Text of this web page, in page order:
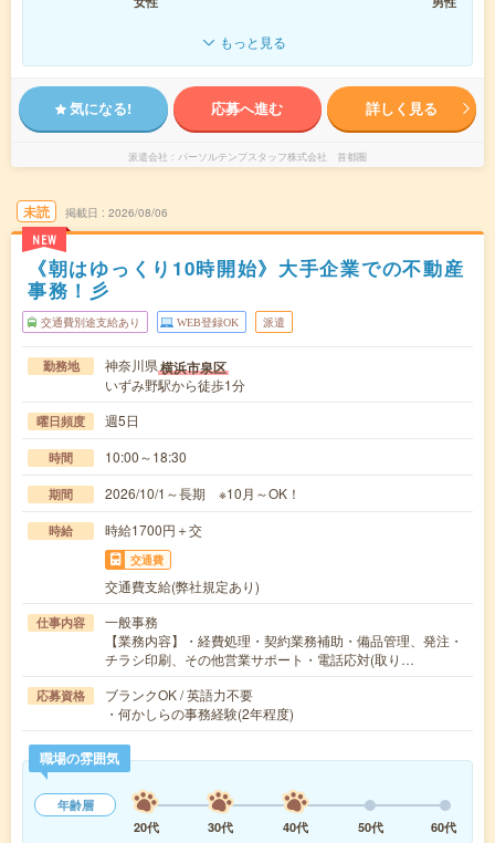
もっと見る
気になる! 応募へ進む 詳しく見る
派遣会社 パーソルテンプスタッフ株式会社 首都圏
未読
NEW
掲載日 2026/08/06
《朝はゆっくり10時開始》大手企業での不動産
事務！彡
交通費別途支給あり WEB登録OK 派遣
勤務地 神奈川県横浜市泉区
いずみ野駅から徒歩1分
曜日頻度 週5日
時間 10:00～18:30
期間 2026/10/1～長期 ※10月～OK！
時給 時給1700円＋交
交通費
交通費支給(弊社規定あり)
仕事内容
一般事務
【業務内容】・経費処理・契約業務補助・備品管理、発注・
チラシ印刷、その他営業サポート・電話応対(取り…
応募資格
ブランクOK / 英語力不要
・何かしらの事務経験(2年程度)
職場の雰囲気
年齢層
20代
30代 40代 50代 60代